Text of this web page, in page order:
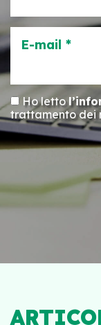
E-mail *
Ho letto
trattamento dei